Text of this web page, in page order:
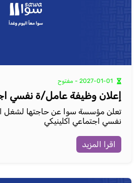
إعلان وظيفة عامل/ة نفسي
تعلن مؤسسة سوا عن حاجتها لشغل
نفسي اجتماعي اكلينيكي
اقرا المزيد